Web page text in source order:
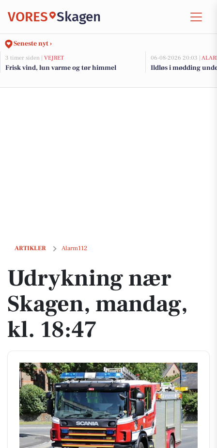
VORES Skagen
Seneste nyt ›
3 timer siden | VEJRET
Frisk vind, lun varme og tør himmel
06-08-2026 20:03 |
Ildløs i mødding
ARTIKLER Alarm112
Udrykning nær Skagen, mandag, kl. 18:47
Udrykning nær
Skagen, mandag,
kl. 18:47